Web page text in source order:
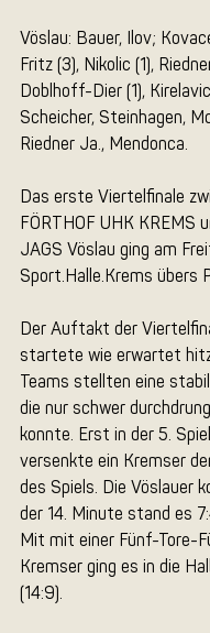
Vöslau: Bauer, Ilov;
Fritz (3), Nikolic (1),
Doblhoff-Dier (1),
Scheicher, Steinhagen,
Riedner Ja., Mendonca.
Das erste Viertelfinale
FÖRTHOF UHK KREMS
JAGS Vöslau ging am
Sport.Halle.Krems übers
Der Auftakt der
startete wie erwartet
Teams stellten eine
die nur schwer
konnte. Erst in der 5.
versenkte ein Kremser
des Spiels. Die Vöslauer
der 14. Minute stand es
Mit mit einer Fünf-Tore-
Kremser ging es in die
(14:9).